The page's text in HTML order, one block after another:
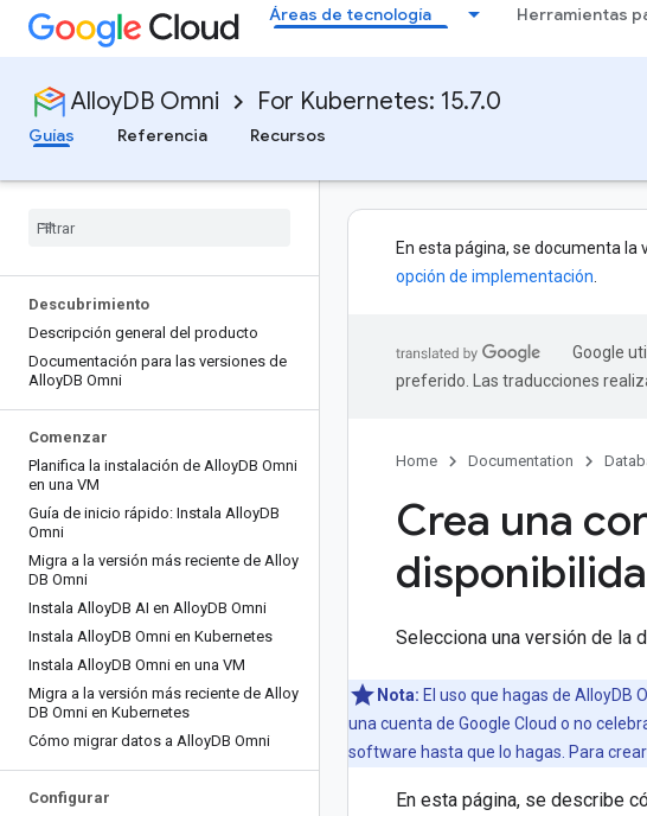
Áreas de tecnología Herramientas
AlloyDB Omni For Kubernetes: 15.7.0
Guías
Referencia Recursos
Descubrimiento
Descripción general del producto
Documentación para las versiones de
AlloyDB Omni
Comenzar
Planifica la instalación de AlloyDB Omni
en una VM
Guía de inicio rápido: Instala AlloyDB
Omni
Migra a la versión más reciente de Alloy
DB Omni
Instala AlloyDB AI en AlloyDB Omni
Instala AlloyDB Omni en Kubernetes
Instala AlloyDB Omni en una VM
Migra a la versión más reciente de Alloy
DB Omni en Kubernetes
Cómo migrar datos a AlloyDB Omni
Configurar
En esta página, se documenta la
opción de implementación
Google
preferido. Las traducciones
Home Documentation
Crea una
Selecciona una versión de la
Nota: El uso que hagas de AlloyDB
una cuenta de Google Cloud o no
software hasta que lo hagas. Para
En esta página, se describe